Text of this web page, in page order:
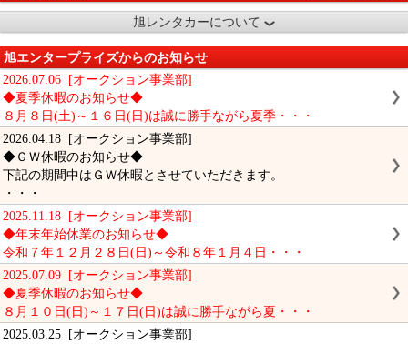
旭レンタカーについて
旭エンタープライズからのお知らせ
2026.07.06 [オークション事業部]
◆夏季休暇のお知らせ◆
８月８日(土)～１６日(日)は誠に勝手ながら夏季・・・
2026.04.18 [オークション事業部]
◆ＧＷ休暇のお知らせ◆
下記の期間中はＧＷ休暇とさせていただきます。
・・・
2025.11.18 [オークション事業部]
◆年末年始休業のお知らせ◆
令和７年１２月２８日(日)～令和８年１月４日・・・
2025.07.09 [オークション事業部]
◆夏季休暇のお知らせ◆
８月１０日(日)～１７日(日)は誠に勝手ながら夏・・・
2025.03.25 [オークション事業部]